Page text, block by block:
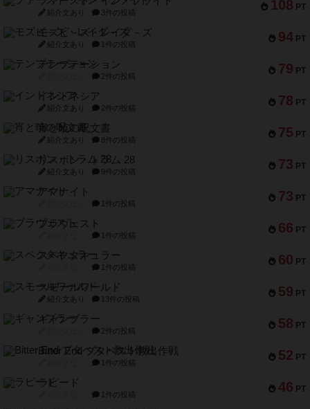
108 PT
紹介文あり 3件の投稿
94 PT
モズビ－ズ・レイダ－ズ
紹介文あり 1件の投稿
79 PT
テンプテーション
2件の投稿
78 PT
インドネシア
紹介文あり 2件の投稿
75 PT
宵と暁の呪文書
紹介文あり 8件の投稿
73 PT
リスボン・トラム 28
紹介文あり 9件の投稿
73 PT
アマナイト
1件の投稿
66 PT
ブラヴェスト
1件の投稿
60 PT
スペクタキュラー
1件の投稿
59 PT
スモールワールド
紹介文あり 13件の投稿
58 PT
ギャンブラー
2件の投稿
52 PT
Bitter End ブタペスト救出作戦
1件の投稿
46 PT
ラピード
1件の投稿